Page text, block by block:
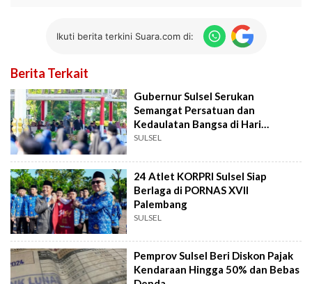
Ikuti berita terkini Suara.com di:
Berita Terkait
Gubernur Sulsel Serukan
Semangat Persatuan dan
Kedaulatan Bangsa di Hari
Kesaktian Pancasila
SULSEL
24 Atlet KORPRI Sulsel Siap
Berlaga di PORNAS XVII
Palembang
SULSEL
Pemprov Sulsel Beri Diskon Pajak
Kendaraan Hingga 50% dan Bebas